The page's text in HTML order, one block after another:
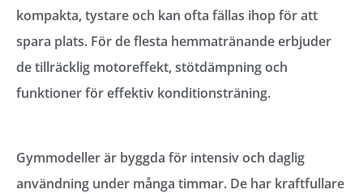
kompakta, tystare och kan ofta fällas ihop för att
spara plats. För de flesta hemmatränande erbjuder
de tillräcklig motoreffekt, stötdämpning och
funktioner för effektiv konditionsträning.
Gymmodeller är byggda för intensiv och daglig
användning under många timmar. De har kraftfullare